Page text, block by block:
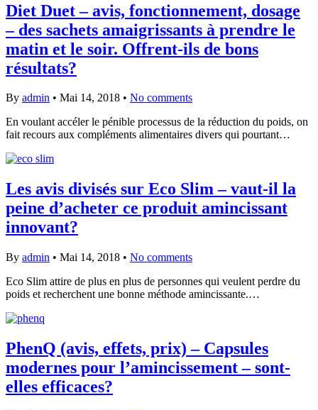
Diet Duet – avis, fonctionnement, dosage
– des sachets amaigrissants à prendre le
matin et le soir. Offrent-ils de bons
résultats?
By admin • Mai 14, 2018 • No comments
En voulant accéler le pénible processus de la réduction du poids, on
fait recours aux compléments alimentaires divers qui pourtant…
Les avis divisés sur Eco Slim – vaut-il la
peine d’acheter ce produit amincissant
innovant?
By admin • Mai 14, 2018 • No comments
Eco Slim attire de plus en plus de personnes qui veulent perdre du
poids et recherchent une bonne méthode amincissante.…
PhenQ (avis, effets, prix) – Capsules
modernes pour l’amincissement – sont-
elles efficaces?